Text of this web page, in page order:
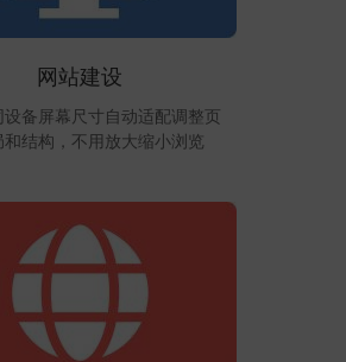
网站建设
设备屏幕尺寸自动适配调整页
和结构，不用放大缩小浏览